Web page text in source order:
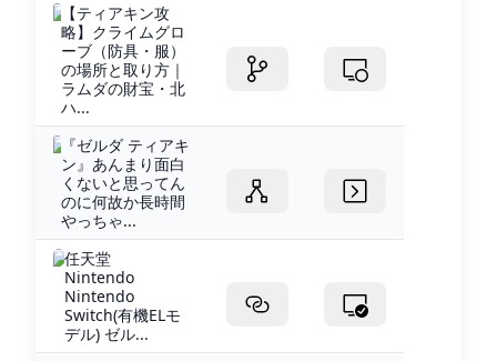
【ティアキン攻
略】クライムグロ
ーブ（防具・服）
の場所と取り方｜
ラムダの財宝・北
ハ...
『ゼルダ ティアキ
ン』あんまり面白
くないと思ってん
のに何故か長時間
やっちゃ...
任天堂
Nintendo
Nintendo
Switch(有機ELモ
デル) ゼル...